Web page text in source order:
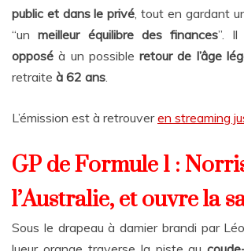
public et dans le privé , tout en gardant
“unmeilleur équilibre des finances”. Il
opposé à un possibleretour de l’âge
retraite à 62 ans
L’émission est à retrouveren streaming
GP de Formule 1 :
l’Australie, et ouvre la
Sous le drapeau à damier brandi par